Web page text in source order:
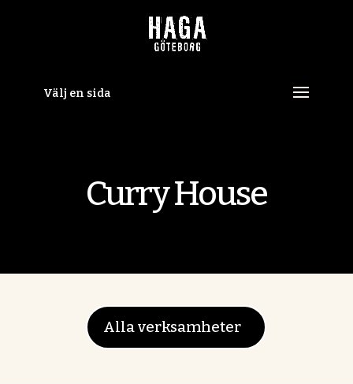
Välj en sida
Curry House
Alla verksamheter